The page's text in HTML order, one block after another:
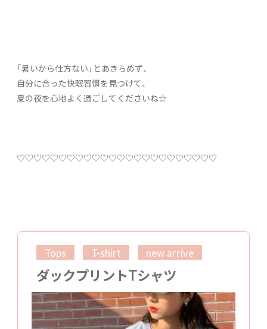
「暑いから仕方ない」とあきらめず、
自分に合った快眠習慣を見つけて、
夏の夜を心地よく過ごしてくださいね☆
♡♡♡♡♡♡♡♡♡♡♡♡♡♡♡♡♡♡♡♡♡♡♡♡
Tops T-shirt new arrive
ダックプリントTシャツ